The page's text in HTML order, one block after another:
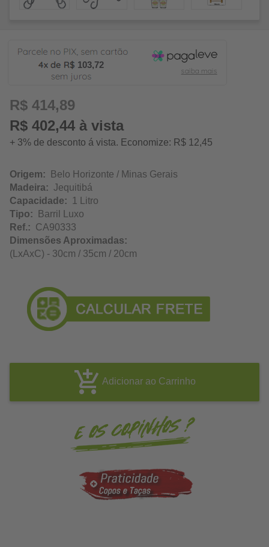
103,72
R$ 414,89
R$ 402,44 à vista
+ 3% de desconto á vista. Economize: R$ 12,45
Origem: Belo Horizonte / Minas Gerais
Madeira: Jequitibá
Capacidade: 1 Litro
Tipo: Barril Luxo
Ref.: CA90333
Dimensões Aproximadas:
(LxAxC) - 30cm / 35cm / 20cm
Adicionar ao Carrinho